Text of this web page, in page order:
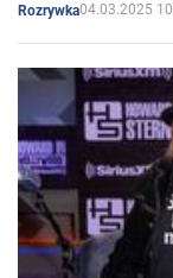
Rozrywka04.03.2025